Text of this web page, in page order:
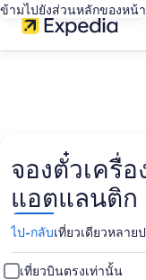
ข้ามไปยังส่วนหลักของหน้า
จองตั๋วเครื่
แอตแลนติก
ไป-กลับเที่ยวเดียวหลาย
เที่ยวบินตรงเท่านั้น